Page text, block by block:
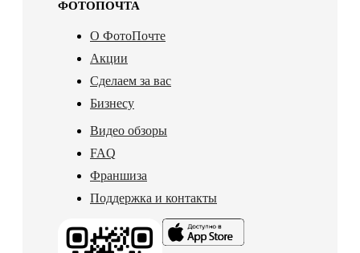
ФОТОПОЧТА
О ФотоПочте
Акции
Сделаем за вас
Бизнесу
Видео обзоры
FAQ
Франшиза
Поддержка и контакты